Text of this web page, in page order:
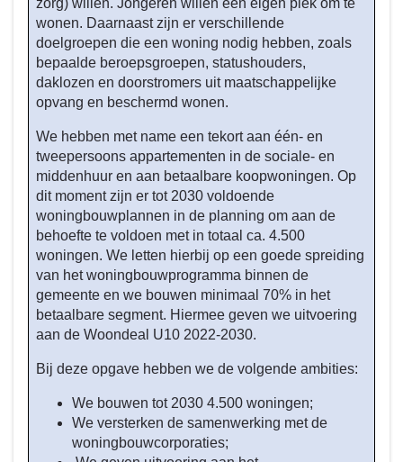
bereiken
2026?
willen
bereiken
2026?
Voldoende
betaalbare
passende
woningen
zorg) willen. Jongeren willen een eigen plek om te
wonen. Daarnaast zijn er verschillende
doelgroepen die een woning nodig hebben, zoals
bepaalde beroepsgroepen, statushouders,
daklozen en doorstromers uit maatschappelijke
opvang en beschermd wonen.
We hebben met name een tekort aan één- en
tweepersoons appartementen in de sociale- en
middenhuur en aan betaalbare koopwoningen. Op
dit moment zijn er tot 2030 voldoende
woningbouwplannen in de planning om aan de
behoefte te voldoen met in totaal ca. 4.500
woningen. We letten hierbij op een goede spreiding
van het woningbouwprogramma binnen de
gemeente en we bouwen minimaal 70% in het
betaalbare segment. Hiermee geven we uitvoering
aan de Woondeal U10 2022-2030.
Bij deze opgave hebben we de volgende ambities:
We bouwen tot 2030 4.500 woningen;
We versterken de samenwerking met de
woningbouwcorporaties;